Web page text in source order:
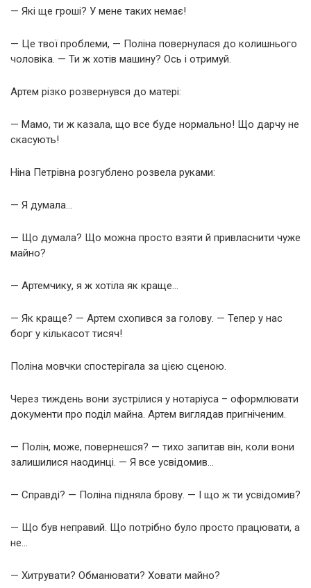
— Які ще гроші? У мене таких немає!
— Це твої проблеми, — Поліна повернулася до колишнього
чоловіка. — Ти ж хотів машину? Ось і отримуй.
Артем різко розвернувся до матері:
— Мамо, ти ж казала, що все буде нормально! Що дарчу не
скасують!
Ніна Петрівна розгублено розвела руками:
— Я думала…
— Що думала? Що можна просто взяти й привласнити чуже
майно?
— Артемчику, я ж хотіла як краще…
— Як краще? — Артем схопився за голову. — Тепер у нас
борг у кількасот тисяч!
Поліна мовчки спостерігала за цією сценою.
Через тиждень вони зустрілися у нотаріуса – оформлювати
документи про поділ майна. Артем виглядав пригніченим.
— Полін, може, повернешся? — тихо запитав він, коли вони
залишилися наодинці. — Я все усвідомив…
— Справді? — Поліна підняла брову. — І що ж ти усвідомив?
— Що був неправий. Що потрібно було просто працювати, а
не…
— Хитрувати? Обманювати? Ховати майно?